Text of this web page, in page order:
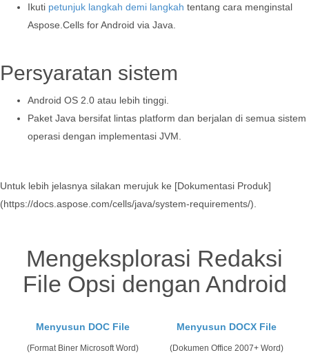
Ikuti petunjuk langkah demi langkah tentang cara menginstal
Aspose.Cells for Android via Java.
Persyaratan sistem
Android OS 2.0 atau lebih tinggi.
Paket Java bersifat lintas platform dan berjalan di semua sistem
operasi dengan implementasi JVM.
Untuk lebih jelasnya silakan merujuk ke [Dokumentasi Produk]
(https://docs.aspose.com/cells/java/system-requirements/).
Mengeksplorasi Redaksi
File Opsi dengan Android
Menyusun DOC File
(Format Biner Microsoft Word)
Menyusun DOCX File
(Dokumen Office 2007+ Word)